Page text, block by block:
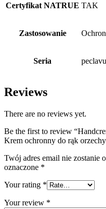
Certyfikat NATRUE TAK
Zastosowanie
Seria
Reviews
There are no reviews yet.
Be the first to review
Krem ochronny do rąk
Twój adres email nie zostanie
oznaczone *
Your rating *
Your review *